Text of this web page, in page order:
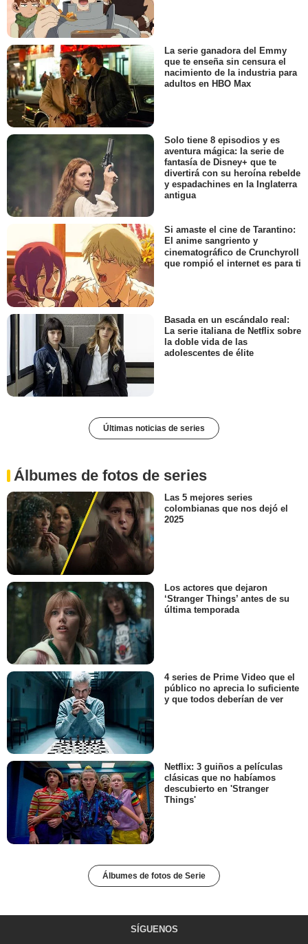
La serie ganadora del Emmy
que te enseña sin censura el
nacimiento de la industria para
adultos en HBO Max
Solo tiene 8 episodios y es
aventura mágica: la serie de
fantasía de Disney+ que te
divertirá con su heroína rebelde
y espadachines en la Inglaterra
antigua
Si amaste el cine de Tarantino:
El anime sangriento y
cinematográfico de Crunchyroll
que rompió el internet es para ti
Basada en un escándalo real:
La serie italiana de Netflix sobre
la doble vida de las
adolescentes de élite
Últimas noticias de series
Álbumes de fotos de series
Las 5 mejores series
colombianas que nos dejó el
2025
Los actores que dejaron
‘Stranger Things’ antes de su
última temporada
4 series de Prime Video que el
público no aprecia lo suficiente
y que todos deberían de ver
Netflix: 3 guiños a películas
clásicas que no habíamos
descubierto en 'Stranger
Things'
Álbumes de fotos de Serie
SÍGUENOS